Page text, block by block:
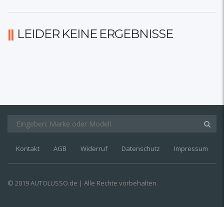
LEIDER KEINE ERGEBNISSE
Kontakt AGB Widerruf Datenschutz Impressum
© 2019 AUTOLUSSO.de | Alle Rechte vorbehalten.